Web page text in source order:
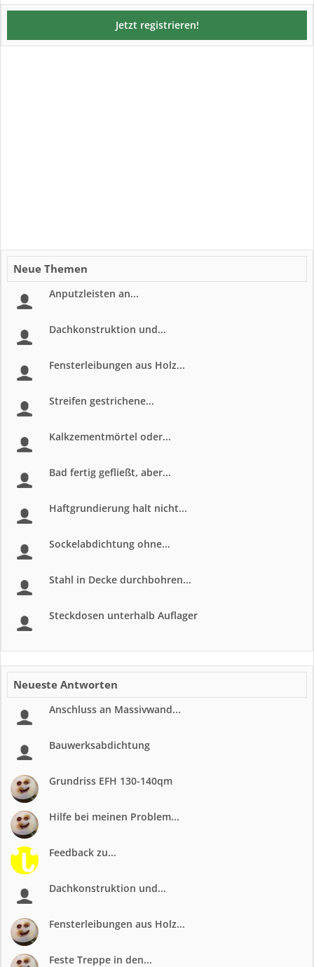
Jetzt registrieren!
Neue Themen
Anputzleisten an...
Dachkonstruktion und...
Fensterleibungen aus Holz...
Streifen gestrichene...
Kalkzementmörtel oder...
Bad fertig gefließt, aber...
Haftgrundierung halt nicht...
Sockelabdichtung ohne...
Stahl in Decke durchbohren...
Steckdosen unterhalb Auflager
Neueste Antworten
Anschluss an Massivwand...
Bauwerksabdichtung
Grundriss EFH 130-140qm
Hilfe bei meinen Problem...
Feedback zu...
Dachkonstruktion und...
Fensterleibungen aus Holz...
Feste Treppe in den...